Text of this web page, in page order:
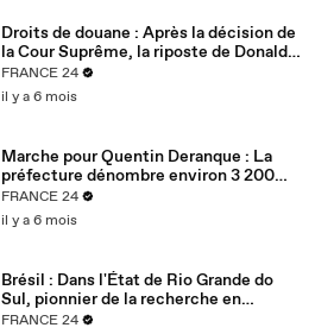
Droits de douane : Après la décision de
la Cour Suprême, la riposte de Donald
Trump
FRANCE 24
il y a 6 mois
Marche pour Quentin Deranque : La
préfecture dénombre environ 3 200
personnes à Lyon
FRANCE 24
il y a 6 mois
Brésil : Dans l'État de Rio Grande do
Sul, pionnier de la recherche en
agriculture durable
FRANCE 24